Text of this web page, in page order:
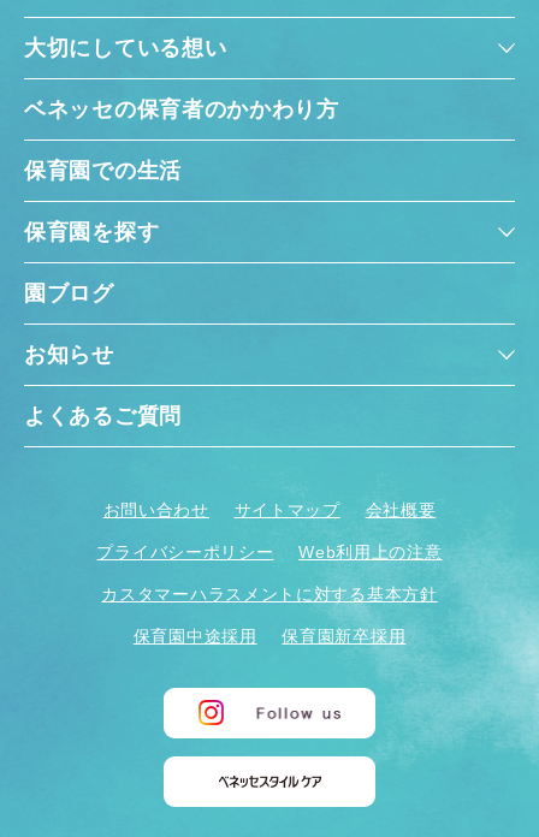
大切にしている想い
ベネッセの保育者のかかわり方
保育園での生活
保育園を探す
園ブログ
お知らせ
よくあるご質問
お問い合わせ サイトマップ 会社概要
プライバシーポリシー Web利用上の注意
カスタマーハラスメントに対する基本方針
保育園中途採用 保育園新卒採用